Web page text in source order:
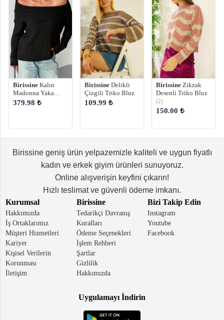
Birissine Kalın
Madonna Yaka
Triko Kazak
379.98 ₺
Birissine Delikli
Çizgili Triko Bluz
109.99 ₺
Birissine Zikzak
Desenli Triko Bluz
(2)
150.00 ₺
Birissine geniş ürün yelpazemizle kaliteli ve uygun fiyatlı
kadın ve erkek giyim ürünleri sunuyoruz.
Online alışverişin keyfini çıkarın!
Hızlı teslimat ve güvenli ödeme imkanı.
Kurumsal
Hakkımızda
İş Ortaklarımız
Müşteri Hizmetleri
Kariyer
Kişisel Verilerin
Korunması
İletişim
Birissine
Tedarikçi Davranış
Kuralları
Ödeme Seçenekleri
İşlem Rehberi
Şartlar
Gizlilik
Hakkımızda
Bizi Takip Edin
Instagram
Youtube
Facebook
Uygulamayı İndirin